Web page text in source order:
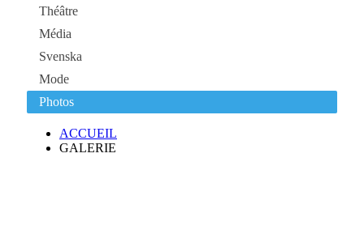
Théâtre
Média
Svenska
Mode
Photos
ACCUEIL
GALERIE